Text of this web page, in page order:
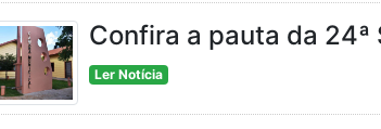
Confira a pauta da 24ª
Ler Notícia